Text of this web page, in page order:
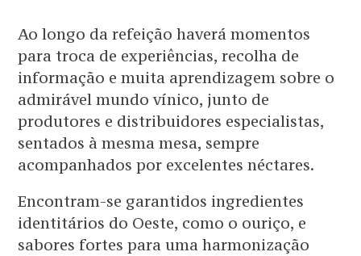
Ao longo da refeição haverá momentos
para troca de experiências, recolha de
informação e muita aprendizagem sobre o
admirável mundo vínico, junto de
produtores e distribuidores especialistas,
sentados à mesma mesa, sempre
acompanhados por excelentes néctares.
Encontram-se garantidos ingredientes
identitários do Oeste, como o ouriço, e
sabores fortes para uma harmonização